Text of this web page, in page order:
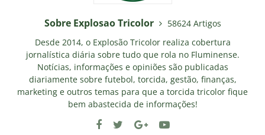
Sobre Explosao Tricolor
58624 Artigos
Desde 2014, o Explosão Tricolor realiza cobertura
jornalística diária sobre tudo que rola no Fluminense.
Notícias, informações e opiniões são publicadas
diariamente sobre futebol, torcida, gestão, finanças,
marketing e outros temas para que a torcida tricolor fique
bem abastecida de informações!